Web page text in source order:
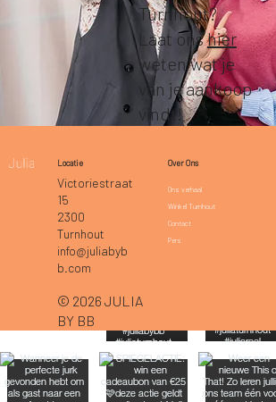
Turnhout?
Laat onshier
weten wat je
van je aankoop
vindt!
Locatie
Victoriestraat
15
2300
Turnhout
info@juliabyb
b.com
© 2026 JULIA
BY BB
Over Ons
Ons verhaal
Winkel Turnhout
Contact
Pers